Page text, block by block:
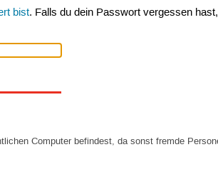
bist. Falls du dein Passwort vergessen
Computer befindest, da sonst fremde